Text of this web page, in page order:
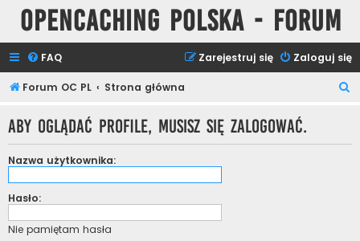
Opencaching Polska - Forum
FAQ Zaloguj się
Zarejestruj się
Forum OC PL Strona główna
k
Aby oglądać profile, musisz się zalogować.
Nazwa użytkownika:
Hasło:
Nie pamiętam hasła